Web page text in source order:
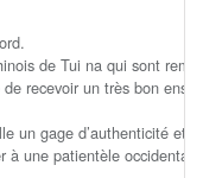
de Tui na qui sont
recevoir un très bon
un gage d’authenticité
une patientèle